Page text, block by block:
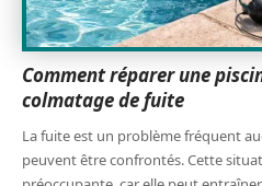
Comment réparer une
colmatage de fuite
La fuite est un problème fréquent
peuvent être confrontés. Cette